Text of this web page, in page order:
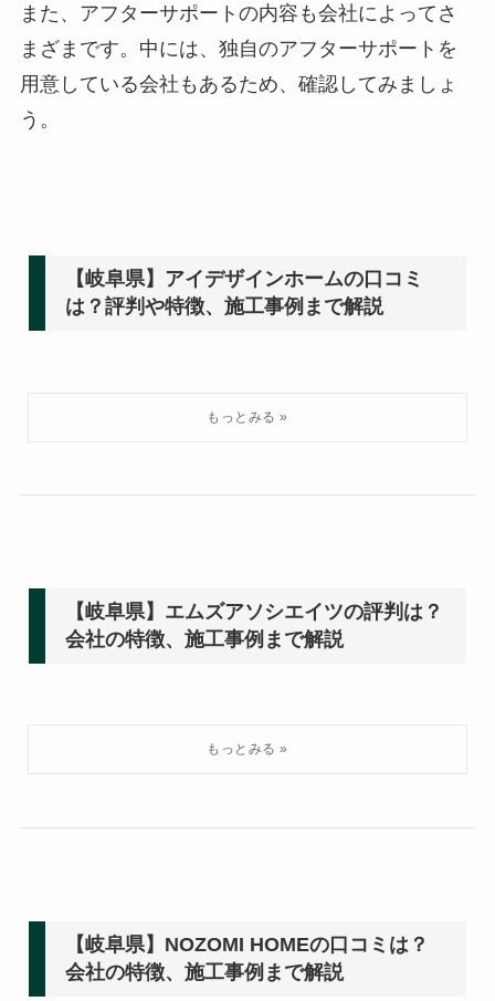
また、アフターサポートの内容も会社によってさ
まざまです。中には、独自のアフターサポートを
用意している会社もあるため、確認してみましょ
う。
【岐阜県】アイデザインホームの口コミ
は？評判や特徴、施工事例まで解説
【岐阜県】エムズアソシエイツの評判は？
会社の特徴、施工事例まで解説
【岐阜県】NOZOMI HOMEの口コミは？
会社の特徴、施工事例まで解説